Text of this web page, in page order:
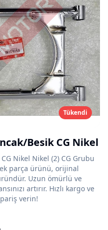
Tükendi
Besik CG Nikel
Nikel Nikel (2) CG Grubu
parça ürünü, orijinal
Uzun ömürlü ve
artırır. Hızlı kargo ve
verin!